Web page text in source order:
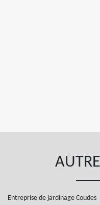
Entreprise de jardinage Coudes